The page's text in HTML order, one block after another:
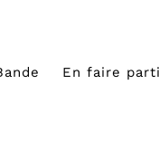
En faire